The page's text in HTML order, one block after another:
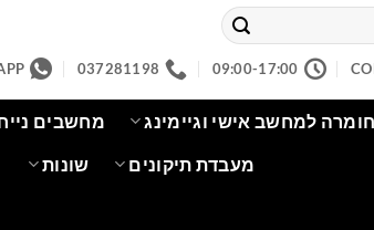
09:00-17:00
037281198
חומרה למחשב אישי וגיימינג מחשבים
מעבדת תיקונים שונות